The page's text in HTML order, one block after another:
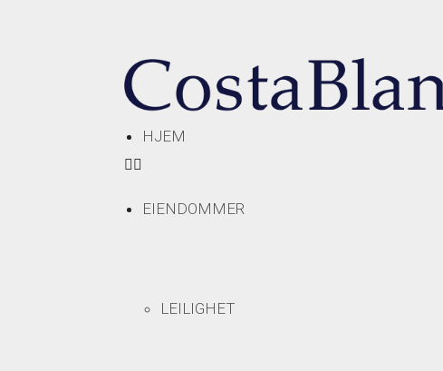
HJEM
EIENDOMMER
LEILIGHET